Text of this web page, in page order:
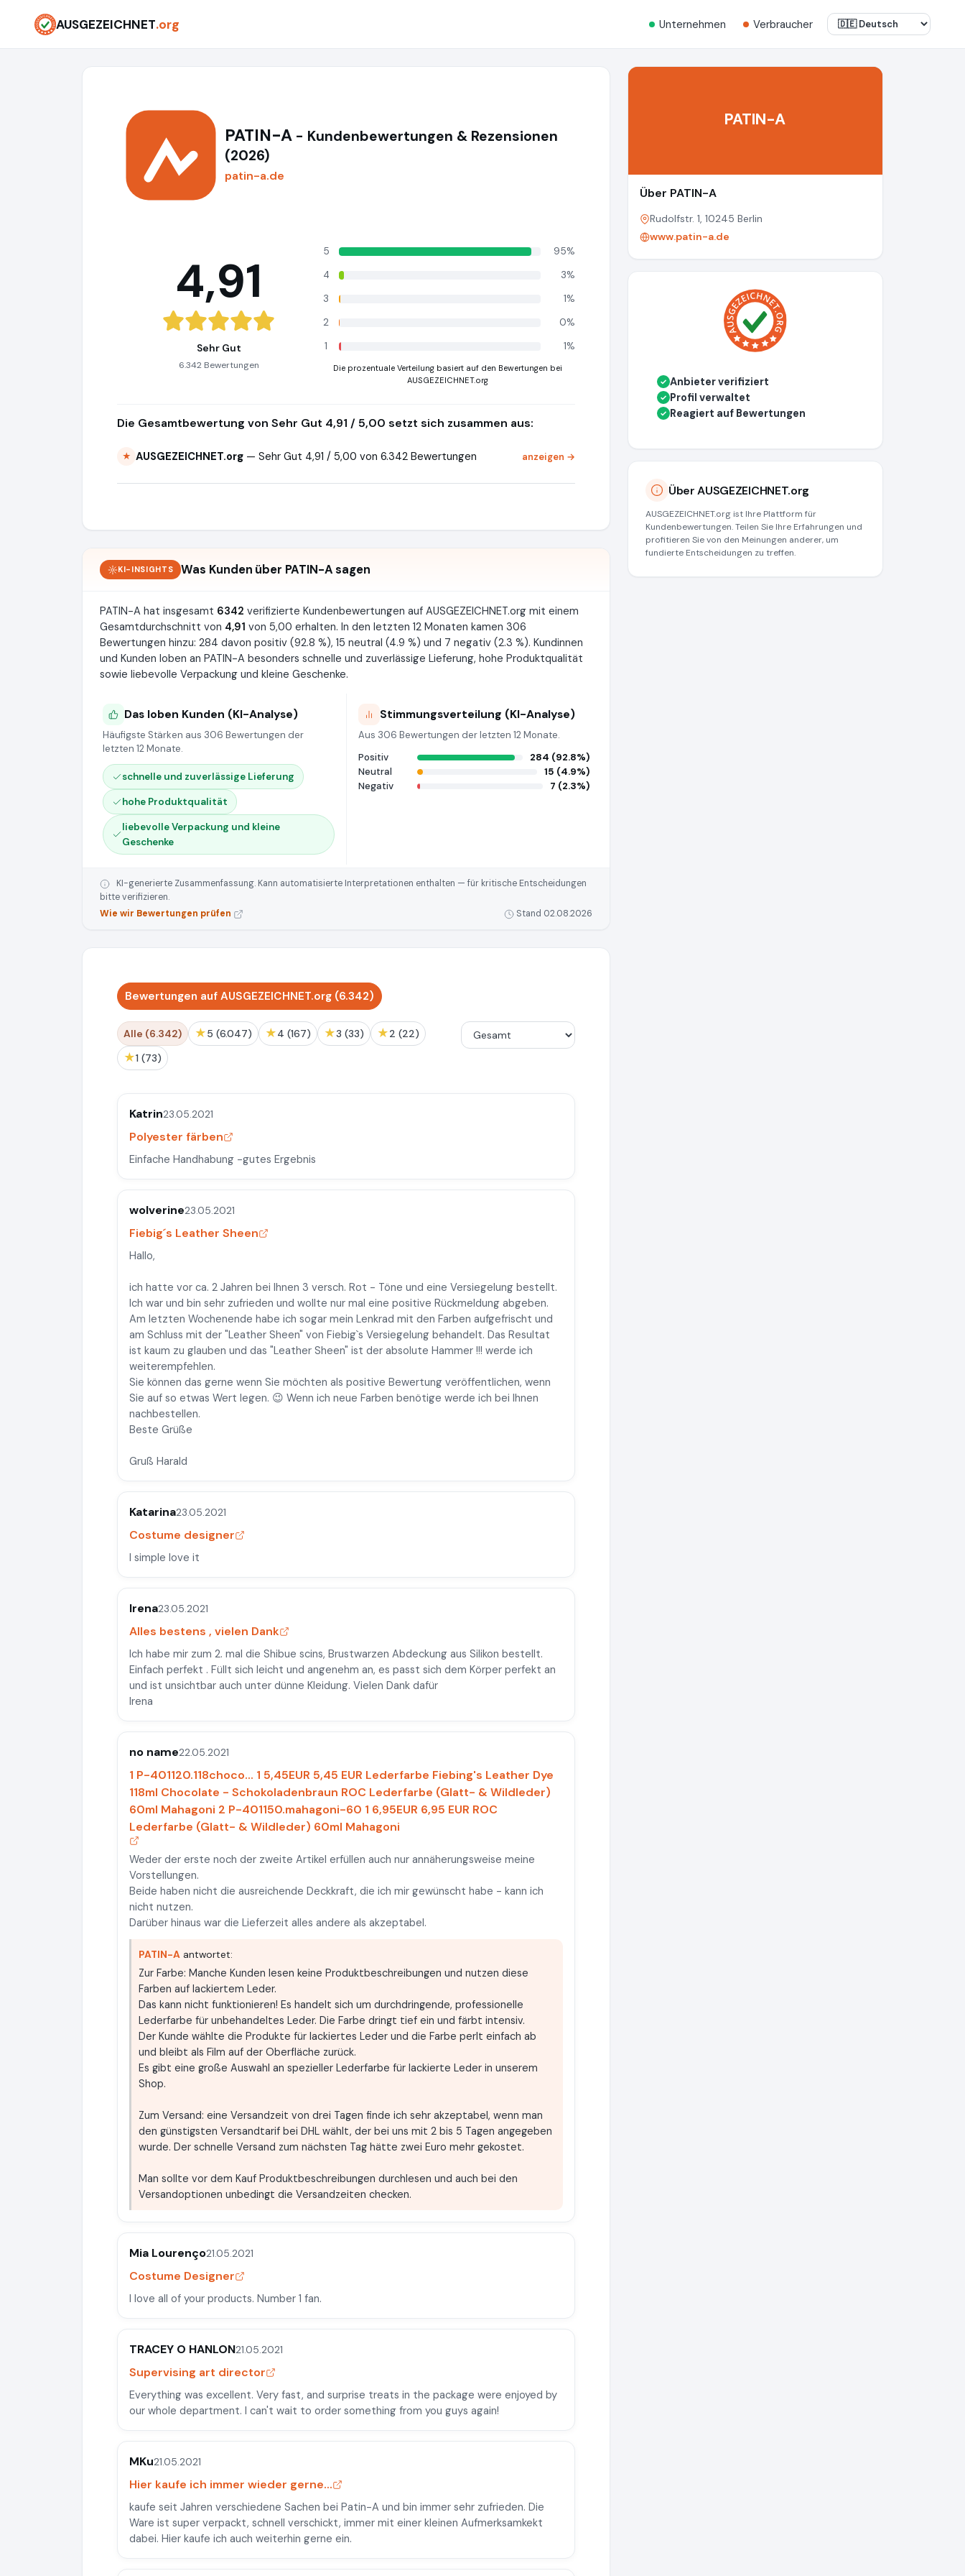
AUSGEZEICHNET.org Unternehmen Verbraucher
PATIN-A - Kundenbewertungen & Rezensionen
(2026)
patin-a.de
4,91
Sehr Gut
6.342 Bewertungen
5
95%
4
3%
3
1%
2
0%
1
1%
Die prozentuale Verteilung basiert auf den Bewertungen bei
AUSGEZEICHNET.org
Die Gesamtbewertung von Sehr Gut 4,91 / 5,00 setzt sich zusammen aus:
★ AUSGEZEICHNET.org — Sehr Gut 4,91 / 5,00 von 6.342 Bewertungen anzeigen →
KI-INSIGHTS Was Kunden über PATIN-A sagen
PATIN-A hat insgesamt 6342 verifizierte Kundenbewertungen auf AUSGEZEICHNET.org mit einem
Gesamtdurchschnitt von 4,91 von 5,00 erhalten. In den letzten 12 Monaten kamen 306
Bewertungen hinzu: 284 davon positiv (92.8 %), 15 neutral (4.9 %) und 7 negativ (2.3 %). Kundinnen
und Kunden loben an PATIN-A besonders schnelle und zuverlässige Lieferung, hohe Produktqualität
sowie liebevolle Verpackung und kleine Geschenke.
Das loben Kunden (KI-Analyse)
Häufigste Stärken aus 306 Bewertungen der
letzten 12 Monate.
schnelle und zuverlässige Lieferung
hohe Produktqualität
liebevolle Verpackung und kleine
Geschenke
Stimmungsverteilung (KI-Analyse)
Aus 306 Bewertungen der letzten 12 Monate.
Positiv
284 (92.8%)
Neutral
15 (4.9%)
Negativ
7 (2.3%)
KI-generierte Zusammenfassung. Kann automatisierte Interpretationen enthalten — für kritische Entscheidungen
bitte verifizieren.
Wie wir Bewertungen prüfen
Stand 02.08.2026
Bewertungen auf AUSGEZEICHNET.org (6.342)
Alle (6.342) ★ 5 (6.047) ★ 4 (167) ★ 3 (33) ★ 2 (22)
★ 1 (73)
Katrin23.05.2021
Polyester färben
Einfache Handhabung -gutes Ergebnis
wolverine23.05.2021
Fiebig´s Leather Sheen
Hallo,
ich hatte vor ca. 2 Jahren bei Ihnen 3 versch. Rot - Töne und eine Versiegelung bestellt.
Ich war und bin sehr zufrieden und wollte nur mal eine positive Rückmeldung abgeben.
Am letzten Wochenende habe ich sogar mein Lenkrad mit den Farben aufgefrischt und
am Schluss mit der "Leather Sheen" von Fiebig`s Versiegelung behandelt. Das Resultat
ist kaum zu glauben und das "Leather Sheen" ist der absolute Hammer !!! werde ich
weiterempfehlen.
Sie können das gerne wenn Sie möchten als positive Bewertung veröffentlichen, wenn
Sie auf so etwas Wert legen. 😉 Wenn ich neue Farben benötige werde ich bei Ihnen
nachbestellen.
Beste Grüße
Gruß Harald
Katarina23.05.2021
Costume designer
I simple love it
Irena23.05.2021
Alles bestens , vielen Dank
Ich habe mir zum 2. mal die Shibue scins, Brustwarzen Abdeckung aus Silikon bestellt.
Einfach perfekt . Füllt sich leicht und angenehm an, es passt sich dem Körper perfekt an
und ist unsichtbar auch unter dünne Kleidung. Vielen Dank dafür
Irena
no name22.05.2021
1 P-401120.118choco... 1 5,45EUR 5,45 EUR Lederfarbe Fiebing's Leather Dye
118ml Chocolate - Schokoladenbraun ROC Lederfarbe (Glatt- & Wildleder)
60ml Mahagoni 2 P-401150.mahagoni-60 1 6,95EUR 6,95 EUR ROC
Lederfarbe (Glatt- & Wildleder) 60ml Mahagoni
Weder der erste noch der zweite Artikel erfüllen auch nur annäherungsweise meine
Vorstellungen.
Beide haben nicht die ausreichende Deckkraft, die ich mir gewünscht habe - kann ich
nicht nutzen.
Darüber hinaus war die Lieferzeit alles andere als akzeptabel.
PATIN-A antwortet:
Zur Farbe: Manche Kunden lesen keine Produktbeschreibungen und nutzen diese
Farben auf lackiertem Leder.
Das kann nicht funktionieren! Es handelt sich um durchdringende, professionelle
Lederfarbe für unbehandeltes Leder. Die Farbe dringt tief ein und färbt intensiv.
Der Kunde wählte die Produkte für lackiertes Leder und die Farbe perlt einfach ab
und bleibt als Film auf der Oberfläche zurück.
Es gibt eine große Auswahl an spezieller Lederfarbe für lackierte Leder in unserem
Shop.
Zum Versand: eine Versandzeit von drei Tagen finde ich sehr akzeptabel, wenn man
den günstigsten Versandtarif bei DHL wählt, der bei uns mit 2 bis 5 Tagen angegeben
wurde. Der schnelle Versand zum nächsten Tag hätte zwei Euro mehr gekostet.
Man sollte vor dem Kauf Produktbeschreibungen durchlesen und auch bei den
Versandoptionen unbedingt die Versandzeiten checken.
Mia Lourenço21.05.2021
Costume Designer
I love all of your products. Number 1 fan.
TRACEY O HANLON21.05.2021
Supervising art director
Everything was excellent. Very fast, and surprise treats in the package were enjoyed by
our whole department. I can't wait to order something from you guys again!
MKu21.05.2021
Hier kaufe ich immer wieder gerne...
kaufe seit Jahren verschiedene Sachen bei Patin-A und bin immer sehr zufrieden. Die
Ware ist super verpackt, schnell verschickt, immer mit einer kleinen Aufmerksamkekt
dabei. Hier kaufe ich auch weiterhin gerne ein.
PATIN-A
Über PATIN-A
Rudolfstr. 1, 10245 Berlin
www.patin-a.de
✓ Anbieter verifiziert
✓ Profil verwaltet
✓ Reagiert auf Bewertungen
Über AUSGEZEICHNET.org
AUSGEZEICHNET.org ist Ihre Plattform für
Kundenbewertungen. Teilen Sie Ihre Erfahrungen und
profitieren Sie von den Meinungen anderer, um
fundierte Entscheidungen zu treffen.